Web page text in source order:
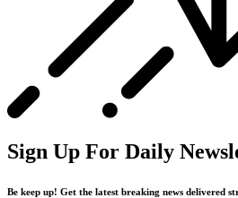
Sign Up For Daily
Be keep up! Get the latest breaking news delivered